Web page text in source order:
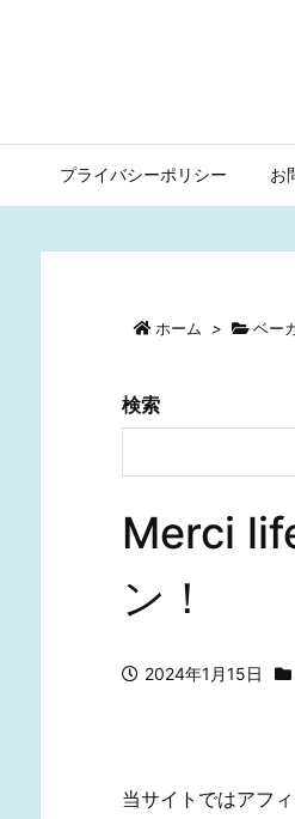
プライバシーポリシー お
ホーム > ベー
検索
Merci
ン！
2024年1月15日
当サイトではアフ